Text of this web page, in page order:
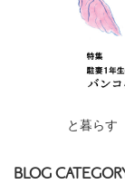
と暮ら
BLOG